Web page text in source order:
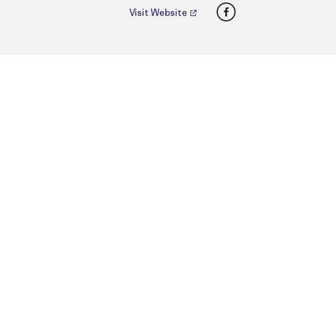
Visit Website Facebook